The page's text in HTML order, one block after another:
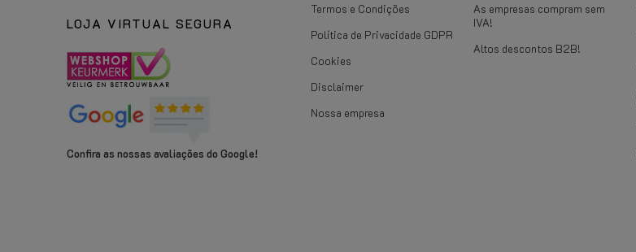
LOJA VIRTUAL SEGURA
Confira as nossas avaliações do Google!
Termos e Condições
Política de Privacidade GDPR
Cookies
Disclaimer
Nossa empresa
As empresas compram sem
IVA!
Altos descontos B2B!